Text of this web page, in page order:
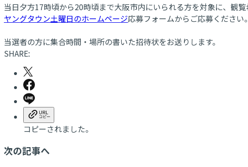
当日夕方17時頃から20時頃まで大阪市内にいられる方を対象に、観覧
ヤングタウン土曜日のホームページ応募フォームからご応募ください。
当選者の方に集合時間・場所の書いた招待状をお送りします。
SHARE:
コピーされました。
次の記事へ